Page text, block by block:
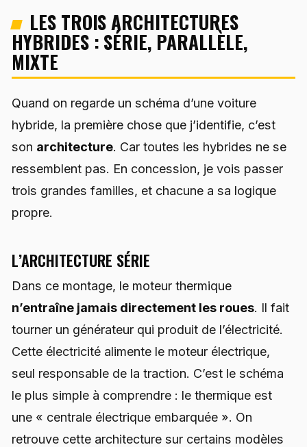
LES TROIS ARCHITECTURES
HYBRIDES : SÉRIE, PARALLÈLE,
MIXTE
Quand on regarde un schéma d’une voiture
hybride, la première chose que j’identifie, c’est
son architecture. Car toutes les hybrides ne se
ressemblent pas. En concession, je vois passer
trois grandes familles, et chacune a sa logique
propre.
L’ARCHITECTURE SÉRIE
Dans ce montage, le moteur thermique
n’entraîne jamais directement les roues. Il fait
tourner un générateur qui produit de l’électricité.
Cette électricité alimente le moteur électrique,
seul responsable de la traction. C’est le schéma
le plus simple à comprendre : le thermique est
une « centrale électrique embarquée ». On
retrouve cette architecture sur certains modèles